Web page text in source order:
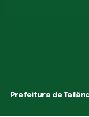
Prefeitura de